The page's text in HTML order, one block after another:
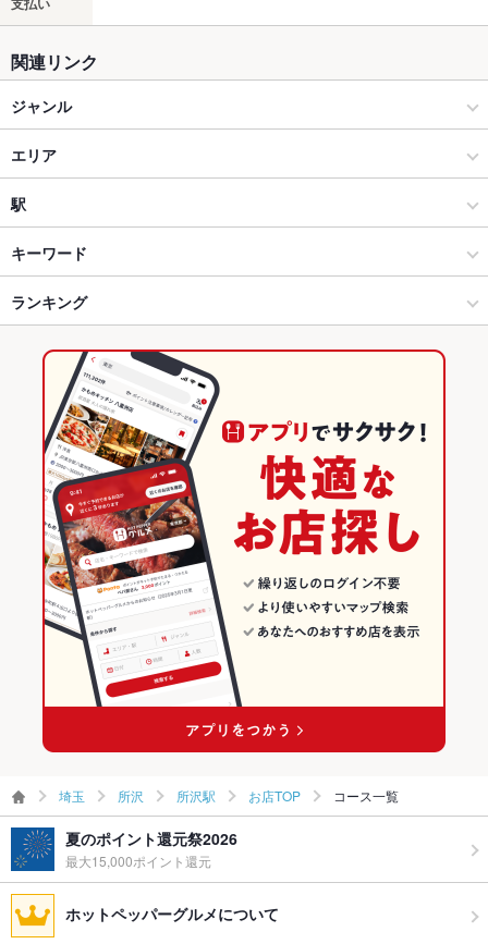
関連リンク
ジャンル
居酒屋
和風
所沢 × 居酒屋
所沢 × 和風
所沢駅 × 居酒屋
所沢駅 × 和風
しゃぶしゃぶ・すき焼き
所沢 × 和食
所沢 × しゃぶしゃぶ・すき焼き
所沢駅 × 和食
所沢駅 × しゃぶしゃぶ・すき焼き
エリア
所沢駅
所沢駅 × 居酒屋
所沢駅 × 和風
所沢駅 × 和食
所沢駅 × しゃぶしゃぶ・すき焼き
埼玉 × 居酒屋
埼玉 × 和風
埼玉 × 和食
埼玉 × しゃぶしゃぶ・すき焼き
駅
所沢駅
キーワード
からあげ
しゃぶしゃぶ すき焼き 天ぷら
焼きそば つくね 地鶏 もつ鍋
チャーハン ケーキ チーズケーキ
ランキング
埼玉のグルメランキング
埼玉の居酒屋ランキング
所沢のグルメランキング
所沢の居酒屋ランキング
所沢駅のグルメランキング
所沢駅の居酒屋ランキング
埼玉 所沢 所沢駅 お店TOP コース一覧
夏のポイント還元祭2026
最大15,000ポイント還元
ホットペッパーグルメについて